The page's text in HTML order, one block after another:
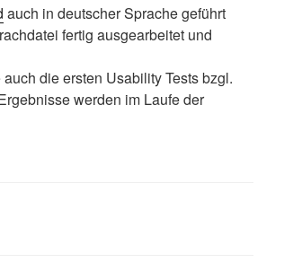
auch in deutscher Sprache geführt
fertig ausgearbeitet und
die ersten Usability Tests bzgl.
werden im Laufe der